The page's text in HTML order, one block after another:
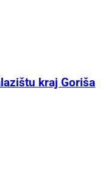
kraj Goriša